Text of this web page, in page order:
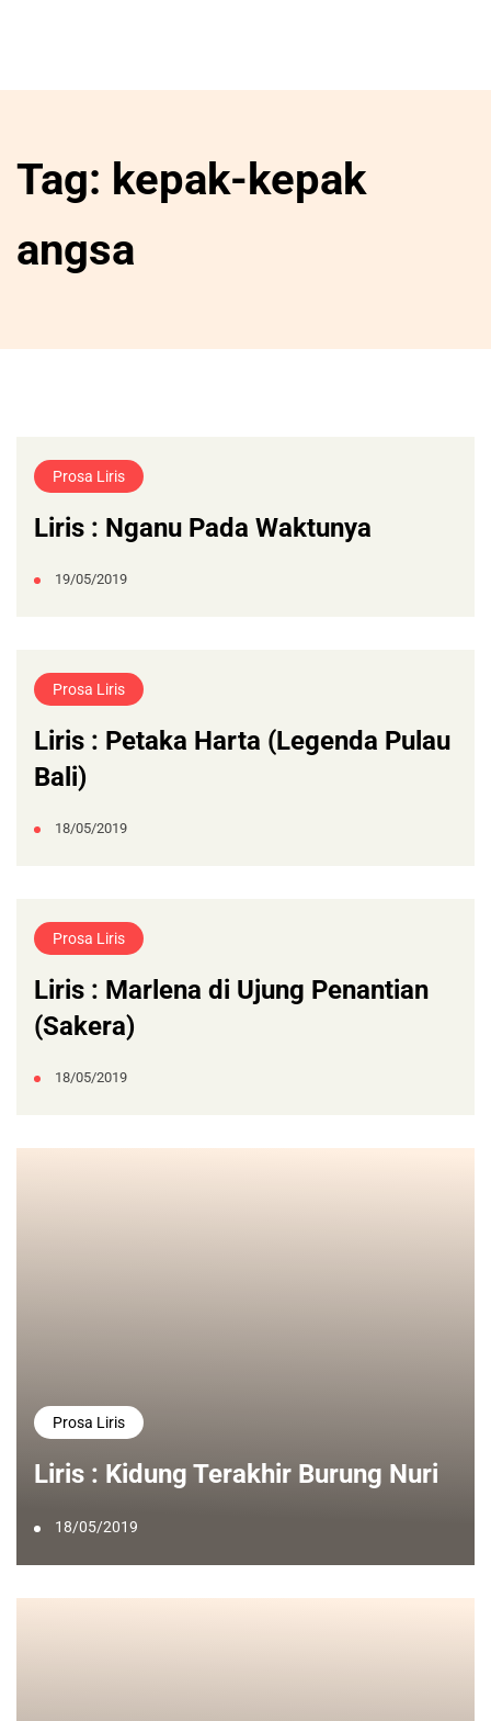
Tag: kepak-kepak
angsa
Prosa Liris
Liris : Nganu Pada Waktunya
19/05/2019
Prosa Liris
Liris : Petaka Harta (Legenda Pulau
Bali)
18/05/2019
Prosa Liris
Liris : Marlena di Ujung Penantian
(Sakera)
18/05/2019
Prosa Liris
Liris : Kidung Terakhir Burung Nuri
18/05/2019